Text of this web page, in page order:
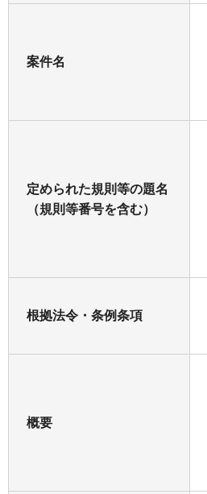
案件名
定められた規則等の題名
（規則等番号を含む）
根拠法令・条例条項
概要